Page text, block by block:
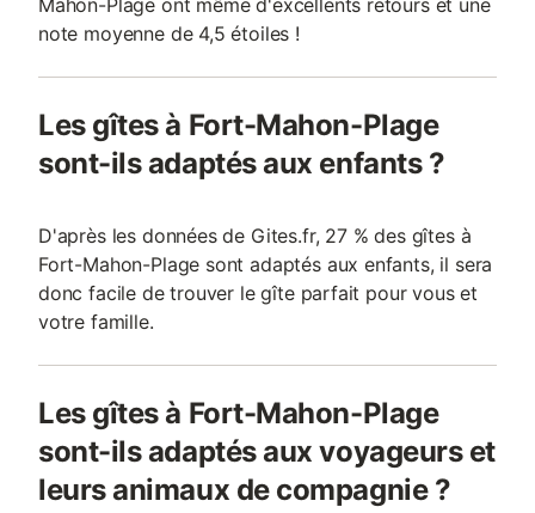
Mahon-Plage ont même d'excellents retours et une
note moyenne de 4,5 étoiles !
Les gîtes à Fort-Mahon-Plage
sont-ils adaptés aux enfants ?
D'après les données de Gites.fr, 27 % des gîtes à
Fort-Mahon-Plage sont adaptés aux enfants, il sera
donc facile de trouver le gîte parfait pour vous et
votre famille.
Les gîtes à Fort-Mahon-Plage
sont-ils adaptés aux voyageurs et
leurs animaux de compagnie ?